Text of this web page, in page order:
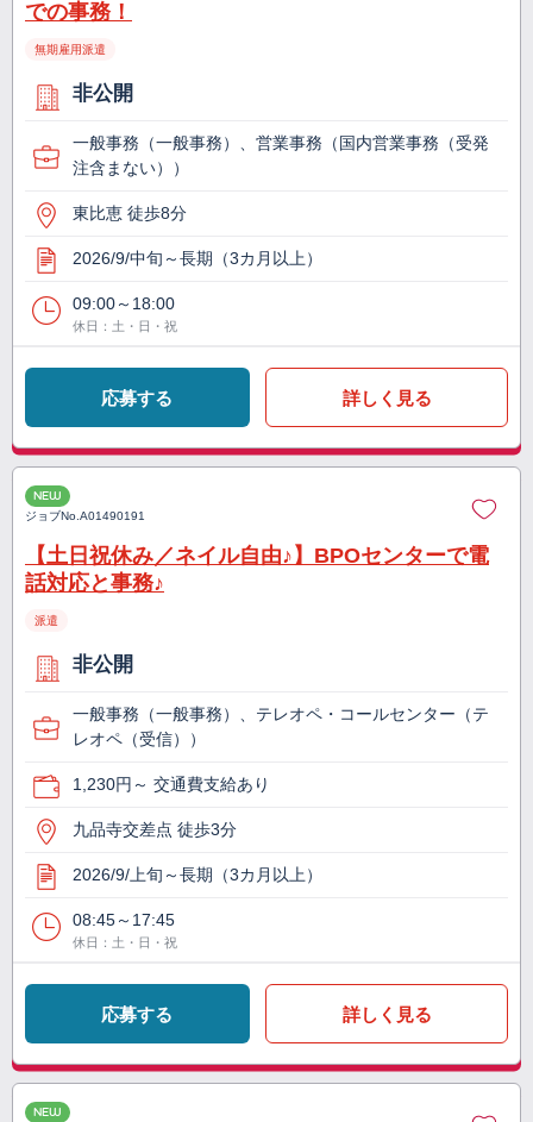
での事務！
無期雇用派遣
非公開
一般事務（一般事務）、営業事務（国内営業事務（受発
注含まない））
東比恵 徒歩8分
2026/9/中旬～長期（3カ月以上）
09:00～18:00
休日：土・日・祝
応募する 詳しく見る
NEW
ジョブNo.A01490191
【土日祝休み／ネイル自由♪】BPOセンターで電
話対応と事務♪
派遣
非公開
一般事務（一般事務）、テレオペ・コールセンター（テ
レオペ（受信））
1,230円～ 交通費支給あり
九品寺交差点 徒歩3分
2026/9/上旬～長期（3カ月以上）
08:45～17:45
休日：土・日・祝
応募する 詳しく見る
NEW